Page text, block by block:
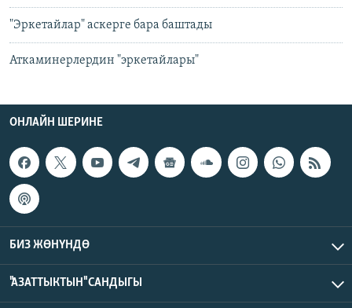
"Эркетайлар" аскерге бара баштады
Аткаминерлердин "эркетайлары"
ОНЛАЙН ШЕРИНЕ
БИЗ ЖӨНҮНДӨ
"АЗАТТЫКТЫН" САНДЫГЫ